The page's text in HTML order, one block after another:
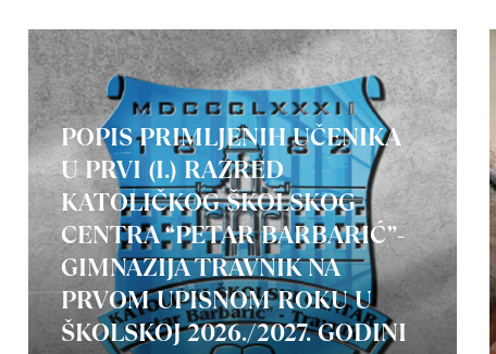
POPIS PRIMLJENIH UČENIKA
U PRVI (I.) RAZRED
KATOLIČKOG ŠKOLSKOG
CENTRA “PETAR BARBARIĆ”-
GIMNAZIJA TRAVNIK NA
PRVOM UPISNOM ROKU U
ŠKOLSKOJ 2026./2027. GODINI